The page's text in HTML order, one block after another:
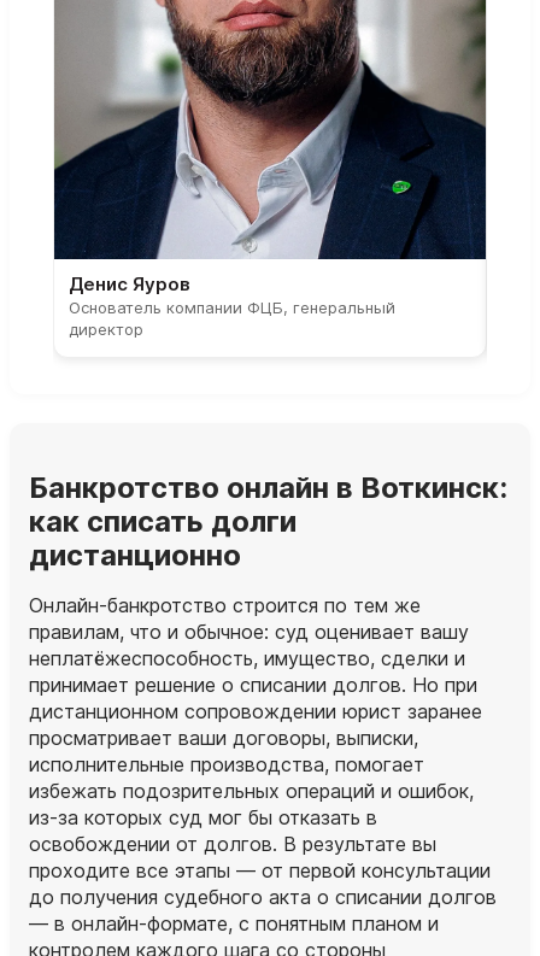
Денис Яуров
Основатель компании ФЦБ, генеральный
директор
Банкротство онлайн в Воткинск:
как списать долги
дистанционно
Онлайн‑банкротство строится по тем же
правилам, что и обычное: суд оценивает вашу
неплатёжеспособность, имущество, сделки и
принимает решение о списании долгов. Но при
дистанционном сопровождении юрист заранее
просматривает ваши договоры, выписки,
исполнительные производства, помогает
избежать подозрительных операций и ошибок,
из‑за которых суд мог бы отказать в
освобождении от долгов. В результате вы
проходите все этапы — от первой консультации
до получения судебного акта о списании долгов
— в онлайн‑формате, с понятным планом и
контролем каждого шага со стороны